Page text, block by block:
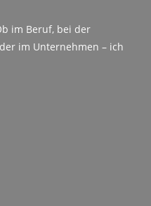
im Beruf, bei der
im Unternehmen – ich